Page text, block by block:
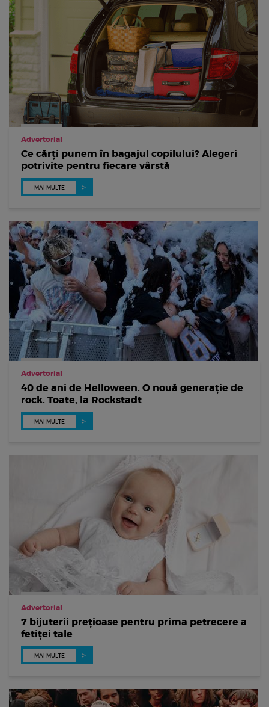
Advertorial
Ce cărți punem în bagajul copilului? Alegeri
potrivite pentru fiecare vârstă
MAI MULTE
Advertorial
40 de ani de Helloween. O nouă generație de
rock. Toate, la Rockstadt
MAI MULTE
Advertorial
7 bijuterii prețioase pentru prima petrecere a
fetiței tale
MAI MULTE